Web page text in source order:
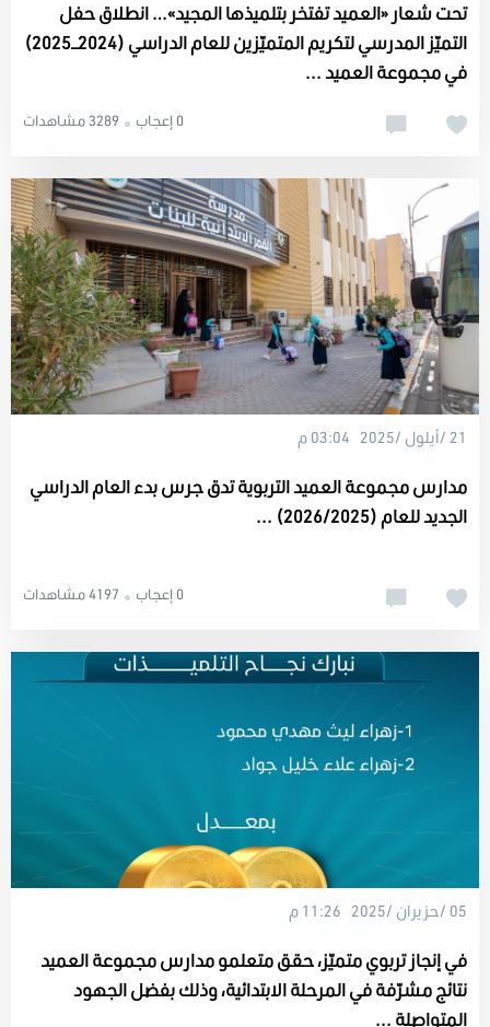
تحت شعار «العميد تفتخر بتلميذها المجيد»… انطلاق حفل
التميّز المدرسي لتكريم المتميّزين للعام الدراسي (2024–2025)
في مجموعة العميد ...
3289 مشاهدات 0 إعجاب
21 /أيلول /2025 03:04 م
مدارس مجموعة العميد التربوية تدق جرس بدء العام الدراسي
الجديد للعام (2026/2025) ...
4197 مشاهدات 0 إعجاب
05 /حزيران /2025 11:26 م
في إنجاز تربوي متميّز، حقق متعلمو مدارس مجموعة العميد
نتائج مشرّفة في المرحلة الابتدائية، وذلك بفضل الجهود
المتواصلة ...